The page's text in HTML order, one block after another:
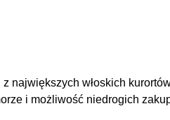
z największych włoskich
i możliwość niedrogich